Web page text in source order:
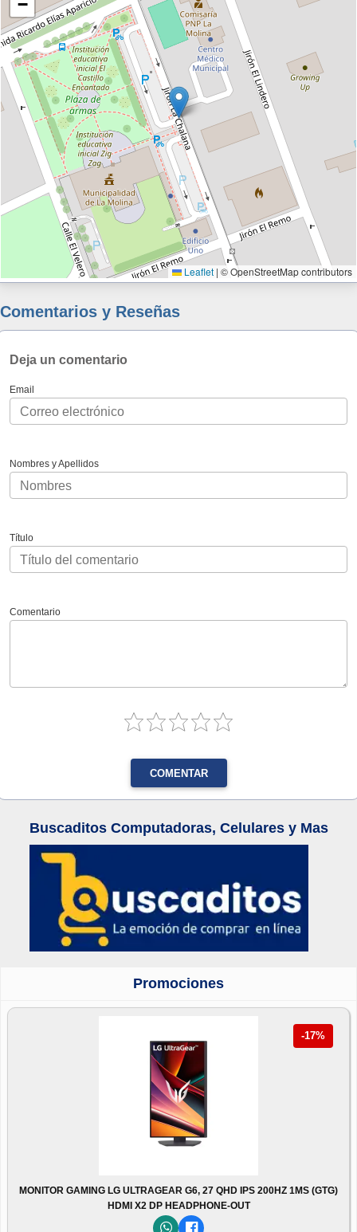
−
Leaflet | © OpenStreetMap contributors
Comentarios y Reseñas
Deja un comentario
Email
Nombres y Apellidos
Título
Comentario
COMENTAR
Buscaditos Computadoras, Celulares y Mas
Promociones
-17%
MONITOR GAMING LG ULTRAGEAR G6, 27 QHD IPS 200HZ 1MS (GTG)
HDMI X2 DP HEADPHONE-OUT